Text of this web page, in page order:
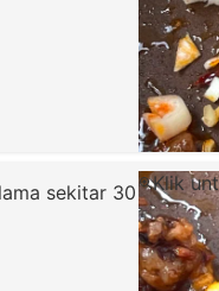
sekitar 30
Klik